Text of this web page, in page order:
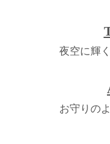
夜空に輝
お守りの